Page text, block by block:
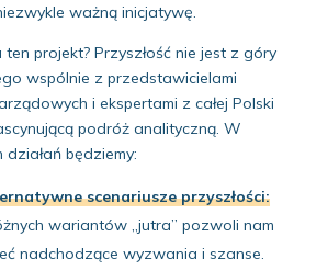
ważną inicjatywę.
projekt? Przyszłość nie jest z góry
wspólnie z przedstawicielami
i ekspertami z całej Polski
podróż analityczną. W
będziemy:
scenariusze przyszłości:
wariantów „jutra” pozwoli nam
nadchodzące wyzwania i szanse.